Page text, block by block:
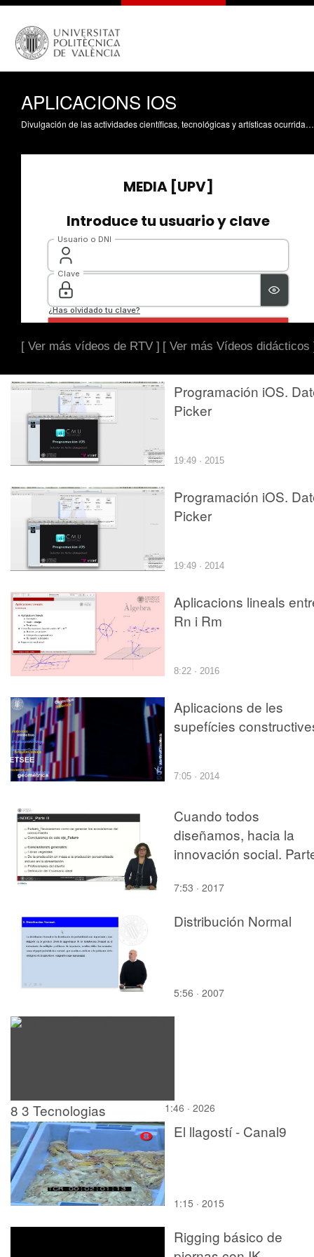
APLICACIONS IOS
Divulgación de las actividades científicas, tecnológicas y artísticas ocurridas en los tres campus de la UPV
[ Ver más vídeos de RTV ] [ Ver más Vídeos didácticos
Programación iOS.
Picker
19:49 · 2015
Programación iOS.
Picker
19:49 · 2014
Aplicacions lineals
Rn i Rm
8:22 · 2016
Aplicacions de les
supefícies
7:05 · 2014
Cuando todos
diseñamos, hacia la
innovación social.
7:53 · 2017
Distribución Normal
5:56 · 2007
8 3 Tecnologias
fotovoltaicas 2
1:46 · 2026
El llagostí - Canal9
1:15 · 2015
Rigging básico de